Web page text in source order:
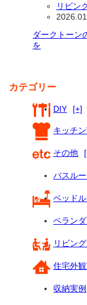
リビン
ダークトーン
を
カテゴリー
DIY [+]
キッチ
その他
バスル
ベッド
ベラン
リビン
住宅外
収納実例